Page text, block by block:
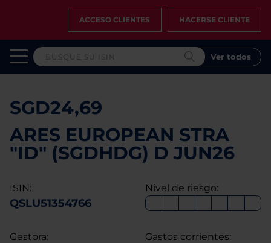
ACCESO CLIENTES HACERSE CLIENTE
Ver todos
SGD24,69
ARES EUROPEAN STRA
"ID" (SGDHDG) D JUN26
ISIN:
QSLU51354766
Nivel de riesgo:
Gestora: Gastos corrientes: